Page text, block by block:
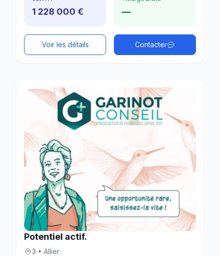
1 228 000 € —
Voir les détails Contacter
Potentiel actif.
3 • Allier